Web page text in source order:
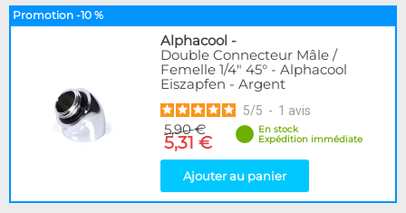
Promotion -10 %
Alphacool -
Double Connecteur Mâle /
Femelle 1/4" 45° - Alphacool
Eiszapfen - Argent
5/5 - 1 avis
5,90 €
5,31 €
En stock
Expédition immédiate
Ajouter au panier